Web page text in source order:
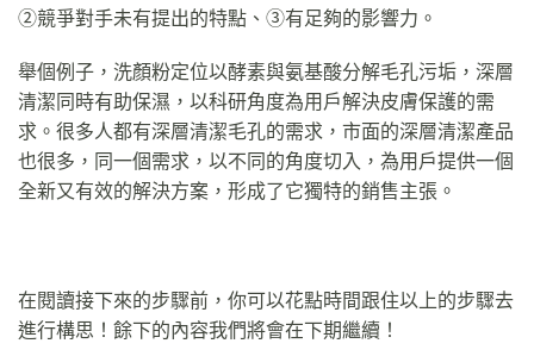
②競爭對手未有提出的特點、③有足夠的影響力。
舉個例子，洗顏粉定位以酵素與氨基酸分解毛孔污垢，深層
清潔同時有助保濕，以科研角度為用戶解決皮膚保護的需
求。很多人都有深層清潔毛孔的需求，市面的深層清潔產品
也很多，同一個需求，以不同的角度切入，為用戶提供一個
全新又有效的解決方案，形成了它獨特的銷售主張。
在閱讀接下來的步驟前，你可以花點時間跟住以上的步驟去
進行構思！餘下的內容我們將會在下期繼續！